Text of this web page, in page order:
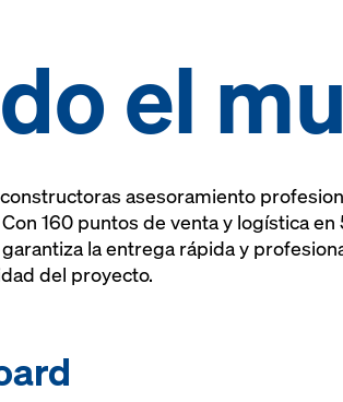
el
asesoramiento
160 puntos de venta y logística
la entrega rápida y
del proyecto.